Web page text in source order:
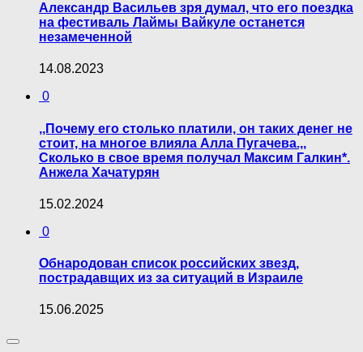
Александр Васильев зря думал, что его поездка
на фестиваль Лаймы Вайкуле останется
незамеченной
14.08.2023
0
,,Почему его столько платили, он таких денег не
стоит, на многое влияла Алла Пугачева.,,
Сколько в свое время получал Максим Галкин*.
Анжела Хачатурян
15.02.2024
0
Обнародован список российских звезд,
пострадавщих из за ситуаций в Израиле
15.06.2025